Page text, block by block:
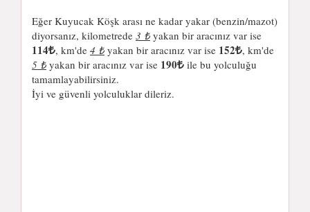
Eğer Kuyucak Köşk arası ne kadar yakar (benzin/mazot)
diyorsanız, kilometrede 3 ₺yakan bir aracınız var ise
114 , km'de 4 ₺yakan bir aracınız var ise 152 , km'de
5 ₺yakan bir aracınız var ise 190
ile bu yolculuğu
tamamlayabilirsiniz.
İyi ve güvenli yolculuklar dileriz.